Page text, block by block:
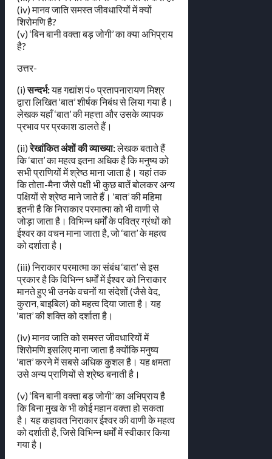
(iv) मानव जाति समस्त जीवधारियों में क्यों
शिरोमणि है?
(v) ‘बिन बानी वक्ता बड़ जोगी’ का क्या अभिप्राय
है?
उत्तर-
(i)सन्दर्भ:यह गद्यांश पं० प्रतापनारायण मिश्र
द्वारा लिखित ‘बात’ शीर्षक निबंध से लिया गया है।
लेखक यहाँ ‘बात’ की महत्ता और उसके व्यापक
प्रभाव पर प्रकाश डालते हैं।
(ii)रेखांकित अंशों की व्याख्या:लेखक बताते हैं
कि ‘बात’ का महत्व इतना अधिक है कि मनुष्य को
सभी प्राणियों में श्रेष्ठ माना जाता है। यहां तक
कि तोता-मैना जैसे पक्षी भी कुछ बातें बोलकर अन्य
पक्षियों से श्रेष्ठ माने जाते हैं। ‘बात’ की महिमा
इतनी है कि निराकार परमात्मा को भी वाणी से
जोड़ा जाता है। विभिन्न धर्मों के पवित्र ग्रंथों को
ईश्वर का वचन माना जाता है, जो ‘बात’ के महत्व
को दर्शाता है।
(iii) निराकार परमात्मा का संबंध ‘बात’ से इस
प्रकार है कि विभिन्न धर्मों में ईश्वर को निराकार
मानते हुए भी उनके वचनों या संदेशों (जैसे वेद,
कुरान, बाइबिल) को महत्व दिया जाता है। यह
‘बात’ की शक्ति को दर्शाता है।
(iv) मानव जाति को समस्त जीवधारियों में
शिरोमणि इसलिए माना जाता है क्योंकि मनुष्य
‘बात’ करने में सबसे अधिक कुशल है। यह क्षमता
उसे अन्य प्राणियों से श्रेष्ठ बनाती है।
(v) ‘बिन बानी वक्ता बड़ जोगी’ का अभिप्राय है
कि बिना मुख के भी कोई महान वक्ता हो सकता
है। यह कहावत निराकार ईश्वर की वाणी के महत्व
को दर्शाती है, जिसे विभिन्न धर्मों में स्वीकार किया
गया है।